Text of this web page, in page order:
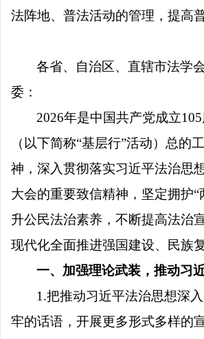
法阵地、普法活动的管理，提高
各省、自治区、直辖市法学
委：
2026年是中国共产党成立
（以下简称“基层行”活动）总
神，深入贯彻落实习近平法治思
大会的重要致信精神，坚定拥护
升公民法治素养，不断提高法治
现代化全面推进强国建设、民族
一、加强理论武装，推动习
1.把推动习近平法治思想深
牢的话语，开展更多形式多样的